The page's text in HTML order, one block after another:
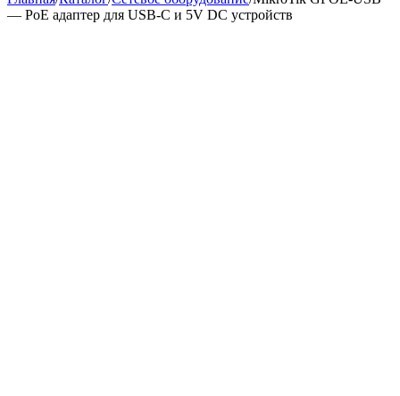
— PoE адаптер для USB-C и 5V DC устройств